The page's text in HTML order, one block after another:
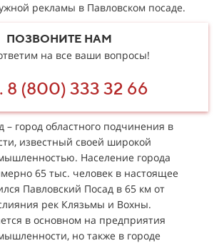
рекламы в Павловском посаде.
ПОЗВОНИТЕ НАМ
на все ваши вопросы!
8 (800) 333 32 66
– город областного подчинения в
известный своей широкой
Население города
65 тыс. человек в настоящее
Павловский Посад в 65 км от
рек Клязьмы и Вохны.
в основном на предприятия
но также в городе